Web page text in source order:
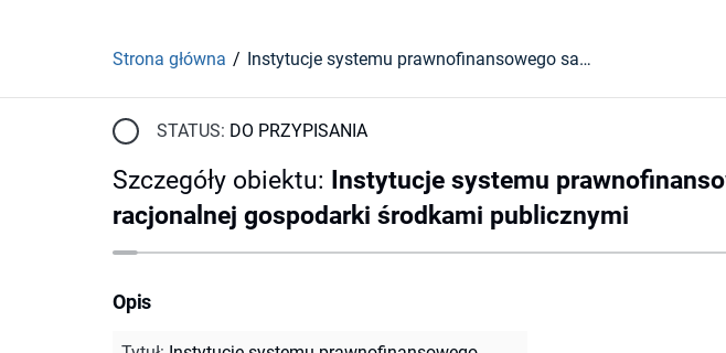
Strona główna Instytucje systemu prawnofinansowego samorządu terytorialnego wobec wymogów racjonalnej gospodarki środkami publicznymi
STATUS: DO PRZYPISANIA
Szczegóły obiektu: Instytucje systemu
racjonalnej gospodarki środkami publicznymi
Opis